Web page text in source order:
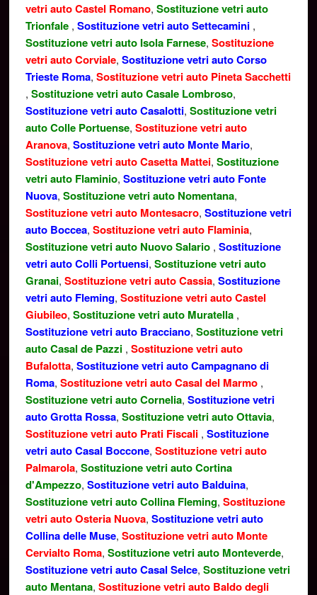
vetri auto Castel Romano, Sostituzione vetri auto
Trionfale , Sostituzione vetri auto Settecamini ,
Sostituzione vetri auto Isola Farnese, Sostituzione
vetri auto Corviale, Sostituzione vetri auto Corso
Trieste Roma, Sostituzione vetri auto Pineta Sacchetti
, Sostituzione vetri auto Casale Lombroso,
Sostituzione vetri auto Casalotti, Sostituzione vetri
auto Colle Portuense, Sostituzione vetri auto
Aranova, Sostituzione vetri auto Monte Mario,
Sostituzione vetri auto Casetta Mattei, Sostituzione
vetri auto Flaminio, Sostituzione vetri auto Fonte
Nuova, Sostituzione vetri auto Nomentana,
Sostituzione vetri auto Montesacro, Sostituzione vetri
auto Boccea, Sostituzione vetri auto Flaminia,
Sostituzione vetri auto Nuovo Salario , Sostituzione
vetri auto Colli Portuensi, Sostituzione vetri auto
Granai, Sostituzione vetri auto Cassia, Sostituzione
vetri auto Fleming, Sostituzione vetri auto Castel
Giubileo, Sostituzione vetri auto Muratella ,
Sostituzione vetri auto Bracciano, Sostituzione vetri
auto Casal de Pazzi , Sostituzione vetri auto
Bufalotta, Sostituzione vetri auto Campagnano di
Roma, Sostituzione vetri auto Casal del Marmo ,
Sostituzione vetri auto Cornelia, Sostituzione vetri
auto Grotta Rossa, Sostituzione vetri auto Ottavia,
Sostituzione vetri auto Prati Fiscali , Sostituzione
vetri auto Casal Boccone, Sostituzione vetri auto
Palmarola, Sostituzione vetri auto Cortina
d'Ampezzo, Sostituzione vetri auto Balduina,
Sostituzione vetri auto Collina Fleming, Sostituzione
vetri auto Osteria Nuova, Sostituzione vetri auto
Collina delle Muse, Sostituzione vetri auto Monte
Cervialto Roma, Sostituzione vetri auto Monteverde,
Sostituzione vetri auto Casal Selce, Sostituzione vetri
auto Mentana, Sostituzione vetri auto Baldo degli